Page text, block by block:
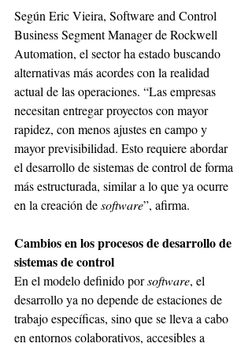
Según Eric Vieira, Software and Control
Business Segment Manager de Rockwell
Automation, el sector ha estado buscando
alternativas más acordes con la realidad
actual de las operaciones. “Las empresas
necesitan entregar proyectos con mayor
rapidez, con menos ajustes en campo y
mayor previsibilidad. Esto requiere abordar
el desarrollo de sistemas de control de forma
más estructurada, similar a lo que ya ocurre
en la creación de software”, afirma.
Cambios en los procesos de desarrollo de
sistemas de control
En el modelo definido por software, el
desarrollo ya no depende de estaciones de
trabajo específicas, sino que se lleva a cabo
en entornos colaborativos, accesibles a